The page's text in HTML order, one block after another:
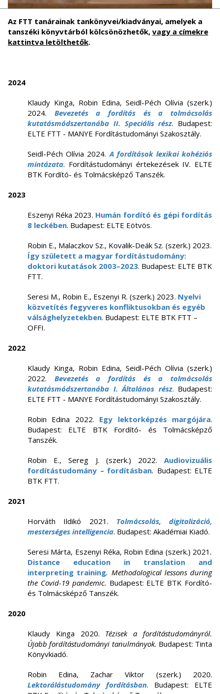
Az FTT tanárainak tankönyvei/kiadványai, amelyek a
tanszéki könyvtárból kölcsönözhetők, vagy a címekre
kattintva letölthetők.
2024
Klaudy Kinga, Robin Edina, Seidl-Péch Olívia (szerk.)
2024. Bevezetés a fordítás és a tolmácsolás
kutatásmódszertanába II. Speciális rész. Budapest:
ELTE FTT - MANYE Fordítástudományi Szakosztály.
Seidl-Péch Olívia 2024.A fordítások lexikai kohéziós
mintázata. Fordítástudományi értekezések IV. ELTE
BTK Fordító- és Tolmácsképző Tanszék.
2023
Eszenyi Réka 2023. Humán fordító és gépi fordítás
8 leckében. Budapest: ELTE Eötvös.
Robin E., Malaczkov Sz., Kovalik-Deák Sz. (szerk.) 2023.
Így született a magyar fordítástudomány:
doktori kutatások 2003–2023. Budapest: ELTE BTK
FTT.
Seresi M., Robin E., Eszenyi R. (szerk.) 2023. Nyelvi
közvetítés fegyveres konfliktusokban és egyéb
válsághelyzetekben. Budapest: ELTE BTK FTT –
OFFI.
2022
Klaudy Kinga, Robin Edina, Seidl-Péch Olívia (szerk.)
2022. Bevezetés a fordítás és a tolmácsolás
kutatásmódszertanába I. Általános rész. Budapest:
ELTE FTT - MANYE Fordítástudományi Szakosztály.
Robin Edina 2022. Egy lektorképzés margójára.
Budapest: ELTE BTK Fordító- és Tolmácsképző
Tanszék.
Robin E., Sereg J. (szerk.) 2022. Audiovizuális
fordítástudomány – fordításban. Budapest: ELTE
BTK FTT.
2021
Horváth Ildikó 2021. Tolmácsolás, digitalizáció,
mesterséges intelligencia. Budapest: Akadémiai Kiadó.
Seresi Márta, Eszenyi Réka, Robin Edina (szerk.) 2021 .
Distance education in translation and
interpreting training. Methodological lessons during
the Covid-19 pandemic. Budapest: ELTE BTK Fordító-
és Tolmácsképző Tanszék.
2020
Klaudy Kinga 2020. Tézisek a fordítástudományról.
Újabb fordítástudományi tanulmányok. Budapest: Tinta
Könyvkiadó.
Robin Edina, Zachar Viktor (szerk.) 2020.
Lektorálástudomány fordításban. Budapest: ELTE